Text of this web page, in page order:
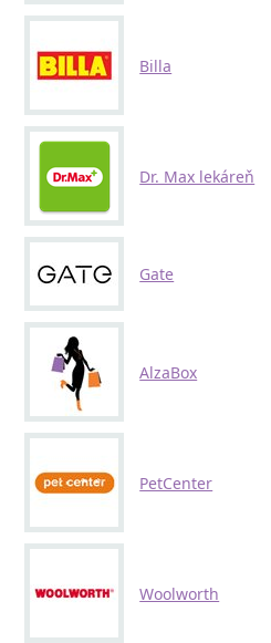
Billa
Dr. Max lekáreň
Gate
AlzaBox
PetCenter
Woolworth